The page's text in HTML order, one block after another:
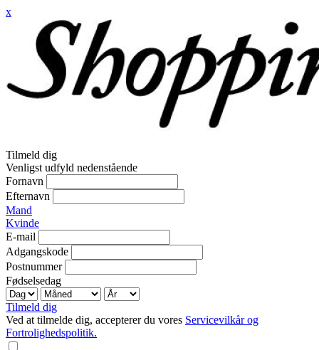
x
Tilmeld dig
Venligst udfyld nedenstående
Fornavn
Efternavn
Mand
Kvinde
E-mail
Adgangskode
Postnummer
Fødselsedag
Tilmeld dig
Ved at tilmelde dig, accepterer du vores Servicevilkår og
Fortrolighedspolitik.